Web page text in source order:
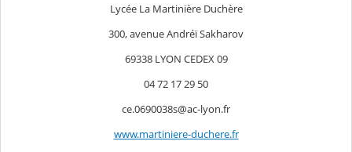
Lycée La Martinière Duchère
300, avenue Andréï Sakharov
69338 LYON CEDEX 09
04 72 17 29 50
ce.0690038s@ac-lyon.fr
www.martiniere-duchere.fr